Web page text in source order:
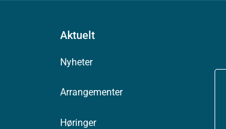
Aktuelt
Nyheter
Arrangementer
Høringer